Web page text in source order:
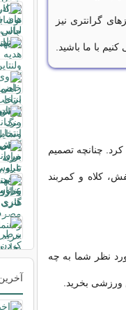
گرانتری نیز
با ما باشید.
چنانچه تصمیم
کلاه و کمربند
نظر شما به چه
بخرید.